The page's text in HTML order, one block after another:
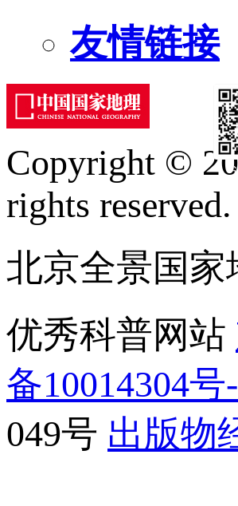
友情链接
Copyright ©
rights reserved.
北京全景国
优秀科普网站
备10014304号
049号 出版物